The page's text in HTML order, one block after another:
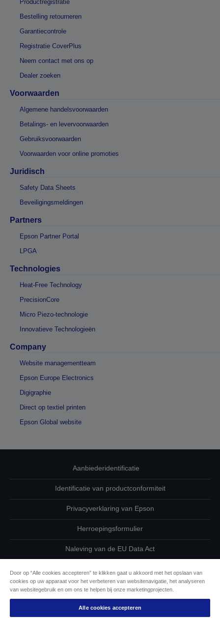
Productregistratie
Bestelling retourneren
Garantiecontrole
Registratie CoverPlus
Neem contact met ons op
Dealer zoeken
Voorwaarden
Algemene handelsvoorwaarden
Betalings- en levervoorwaarden
Gebruiksvoorwaarden
Voorwaarden voor online promoties
Juridisch
Safety Data Sheets
Beveiligingsmeldingen
Partners
Epson Partner Portal
LPGA
Technologies
Heat-Free Technology
PrecisionCore
Micro Piezo-technologie
Innovatieve Technologieën
Company
Website managementteam
Epson Europe Electronics
Digigraphie
Direct op textiel printen
Epson Global website
Aanbiederidentificatie
Identificatie van productconformiteit
Privacyverklaring van Epson
Herroepingsformulier
Naleving van de EU Data Act
Cookie-informatie
De toewijding van Epson aan toegankelijkheid
Door op “Alle cookies accepteren” te klikken gaat u akkoord met het opslaan van
cookies op uw apparaat voor het verbeteren van websitenavigatie, het analyseren
van websitegebruik en om ons te helpen bij onze marketingprojecten.
Alle cookies accepteren